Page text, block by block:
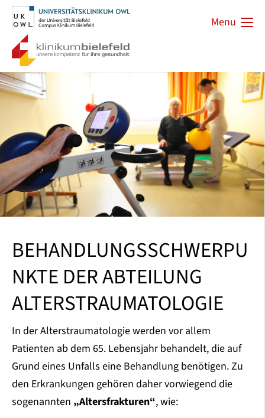
Menu
BEHANDLUNGSSCHWERPU
NKTE DER ABTEILUNG
ALTERSTRAUMATOLOGIE
In der Alterstraumatologie werden vor allem
Patienten ab dem 65. Lebensjahr behandelt, die auf
Grund eines Unfalls eine Behandlung benötigen. Zu
den Erkrankungen gehören daher vorwiegend die
sogenannten „Altersfrakturen“, wie: